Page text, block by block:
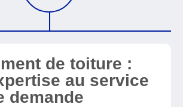
de toiture :
au service
demande